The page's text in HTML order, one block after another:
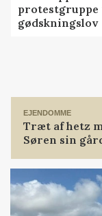
protestgruppe
gødskningslov
EJENDOMME
Træt af hetz
Søren sin